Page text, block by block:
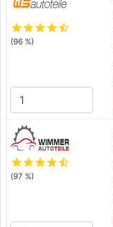
starstarstarstarstar_half
(96 %)
starstarstarstarstar_half
(97 %)